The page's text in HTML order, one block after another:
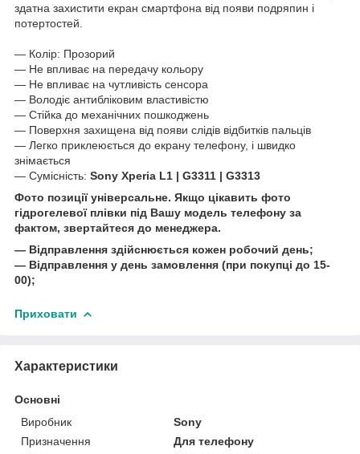
здатна захистити екран смартфона від появи подряпин і
потертостей.
― Колір: Прозорий
― Не впливає на передачу кольору
― Не впливає на чутливість сенсора
― Володіє антибліковим властивістю
― Стійка до механічних пошкоджень
― Поверхня захищена від появи слідів відбитків пальців
― Легко приклеюється до екрану телефону, і швидко
знімається
― Сумісність: Sony Xperia L1 | G3311 | G3313
Фото позиції універсальне. Якщо цікавить фото
гідрогелевої плівки під Вашу модель телефону за
фактом, звертайтеся до менеджера.
― Відправлення здійснюється кожен робочий день;
― Відправлення у день замовлення (при покупці до 15-
00);
Приховати
Характеристики
Основні
Виробник
Sony
Призначення
Для телефону